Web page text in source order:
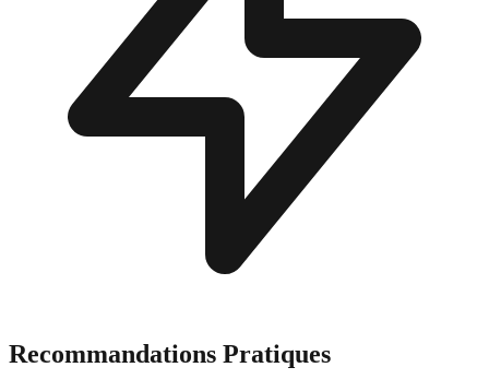
Recommandations Pratiques